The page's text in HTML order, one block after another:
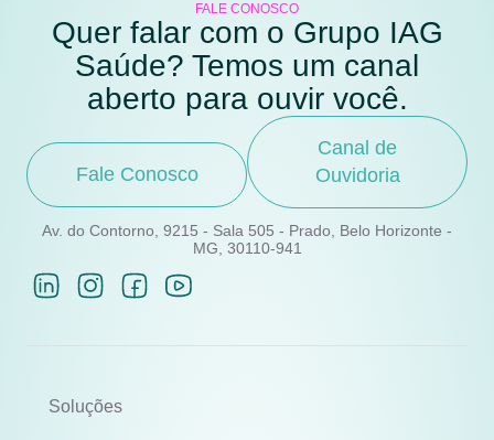
FALE CONOSCO
Quer falar com o Grupo IAG
Saúde? Temos um canal
aberto para ouvir você.
Fale Conosco
Canal de
Ouvidoria
Av. do Contorno, 9215 - Sala 505 - Prado, Belo Horizonte -
MG, 30110-941
Soluções